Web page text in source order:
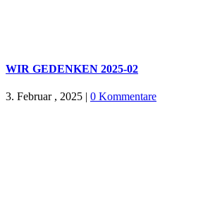
WIR GEDENKEN 2025-02
3. Februar , 2025 | 0 Kommentare